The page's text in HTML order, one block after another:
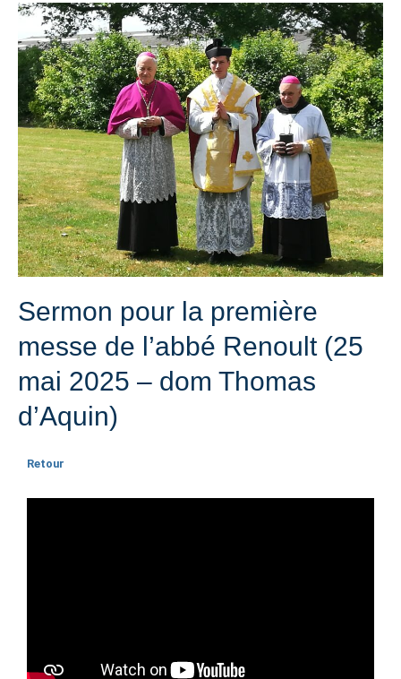
Sermon pour la première
messe de l’abbé Renoult (25
mai 2025 – dom Thomas
d’Aquin)
Retour